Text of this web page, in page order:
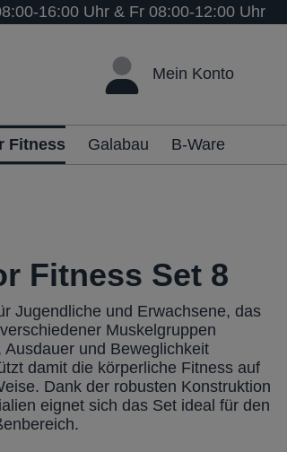
16:00 Uhr & Fr 08:00-12:00 Uhr
Mein Konto
Fitness Galabau B-Ware
Fitness Set 8
Jugendliche und Erwachsene, das
Muskelgruppen
und Beweglichkeit
damit die körperliche Fitness auf
Dank der robusten Konstruktion
eignet sich das Set ideal für den